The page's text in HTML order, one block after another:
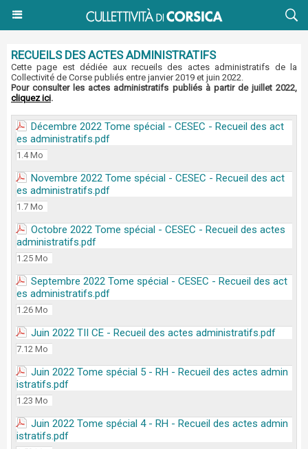
RECUEILS DES ACTES ADMINISTRATIFS
Cette page est dédiée aux recueils des actes administratifs de la
Collectivité de Corse publiés entre janvier 2019 et juin 2022.
Pour consulter les actes administratifs publiés à partir de juillet 2022,
cliquez ici.
Décembre 2022 Tome spécial - CESEC - Recueil des act
es administratifs.pdf
1.4 Mo
Novembre 2022 Tome spécial - CESEC - Recueil des act
es administratifs.pdf
1.7 Mo
Octobre 2022 Tome spécial - CESEC - Recueil des actes
administratifs.pdf
1.25 Mo
Septembre 2022 Tome spécial - CESEC - Recueil des act
es administratifs.pdf
1.26 Mo
Juin 2022 TII CE - Recueil des actes administratifs.pdf
7.12 Mo
Juin 2022 Tome spécial 5 - RH - Recueil des actes admin
istratifs.pdf
1.23 Mo
Juin 2022 Tome spécial 4 - RH - Recueil des actes admin
istratifs.pdf